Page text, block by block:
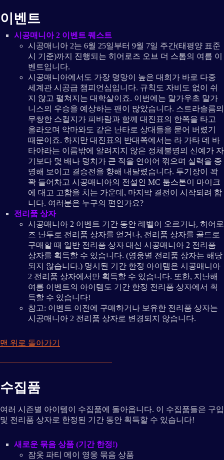
이벤트
시공매니아 2 이벤트 퀘스트
시공매니아 2는 6월 25일부터 9월 7일 주간(태평양 표준
시 기준)까지 진행되는 히어로즈 오브 더 스톰의 여름 이
벤트입니다.
시공매니아에서도 가장 명망이 높은 대회가 바로 다중
세계관 시공급 챔피언십입니다. 규칙도 자비도 없이 쉬
지 않고 펼쳐지는 대학살이죠. 이번에는 말가우초 말가
니스의 우승을 예상하는 팬이 많았습니다. 스트라솔름의
무쌍한 스컬지가 피바람과 함께 대진표의 한쪽을 타고
올라오며 악마와도 같은 난타로 상대들을 묻어 버렸기
때문이죠. 하지만 대진표의 반대쪽에서는 라 가타 데 바
타야라는 이름밖에 알려지지 않은 정체불명의 신예가 자
기보다 몇 배나 덩치가 큰 적을 연이어 꺾으며 실력을 증
명해 보이고 결승전을 향해 내달렸습니다. 투기장이 꽉
꽉 들어차고 시공매니아의 전설인 MC 툼스톤이 마이크
에 대고 고함을 치는 가운데, 마지막 결전이 시작되려 합
니다. 여러분은 누구의 편인가요?
전리품 상자
시공매니아 2 이벤트 기간 동안 레벨이 오르거나, 히어로
즈 난투로 전리품 상자를 얻거나, 전리품 상자를 골드로
구매할 때 일반 전리품 상자 대신 시공매니아 2 전리품
상자를 획득할 수 있습니다. (영웅별 전리품 상자는 해당
되지 않습니다.) 명시된 기간 한정 아이템은 시공매니아
2 전리품 상자에서만 획득할 수 있습니다. 또한, 지난해
여름 이벤트의 아이템도 기간 한정 전리품 상자에서 획
득할 수 있습니다!
참고: 이벤트 이전에 구매하거나 보유한 전리품 상자는
시공매니아 2 전리품 상자로 변경되지 않습니다.
맨 위로 돌아가기
수집품
여러 시즌별 아이템이 수집품에 돌아옵니다. 이 수집품들은 구입
및 전리품 상자로 한정된 기간 동안 획득할 수 있습니다!
새로운 묶음 상품 (기간 한정!)
잠옷 파티 메이 영웅 묶음 상품